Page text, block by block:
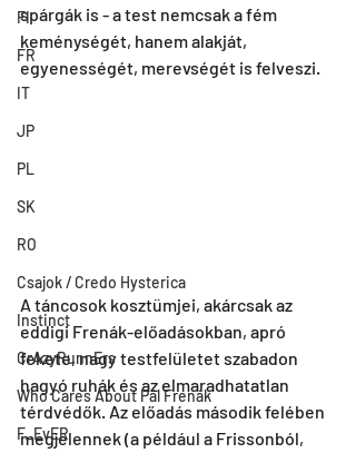
FI
FR
IT
JP
PL
SK
RO
Csajok / Credo Hysterica
Instinct
CrAzyRunnErs
Who Cares About Pál Frenák
F_EvER
spárgák is - a test nemcsak a fém
keménységét, hanem alakját,
egyenességét, merevségét is felveszi.
A táncosok kosztümjei, akárcsak az
eddigi Frenák-előadásokban, apró
fekete, nagy testfelületet szabadon
hagyó ruhák és az elmaradhatatlan
térdvédők. Az előadás második felében
megjelennek (a például a Frissonból,